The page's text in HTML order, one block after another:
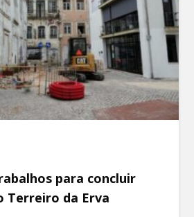
para concluir
Terreiro da Erva